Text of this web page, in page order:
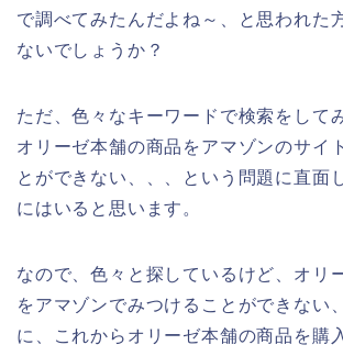
で調べてみたんだよね～、と思われた
ないでしょうか？
ただ、色々なキーワードで検索をして
オリーゼ本舗の商品をアマゾンのサイ
とができない、、、という問題に直面
にはいると思います。
なので、色々と探しているけど、オリ
をアマゾンでみつけることができない
に、これからオリーゼ本舗の商品を購